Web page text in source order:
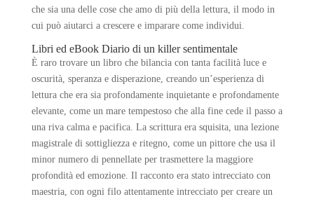
che sia una delle cose che amo di più della lettura, il modo in
cui può aiutarci a crescere e imparare come individui.
Libri ed eBook Diario di un killer sentimentale
È raro trovare un libro che bilancia con tanta facilità luce e
oscurità, speranza e disperazione, creando un’esperienza di
lettura che era sia profondamente inquietante e profondamente
elevante, come un mare tempestoso che alla fine cede il passo a
una riva calma e pacifica. La scrittura era squisita, una lezione
magistrale di sottigliezza e ritegno, come un pittore che usa il
minor numero di pennellate per trasmettere la maggiore
profondità ed emozione. Il racconto era stato intrecciato con
maestria, con ogni filo attentamente intrecciato per creare un